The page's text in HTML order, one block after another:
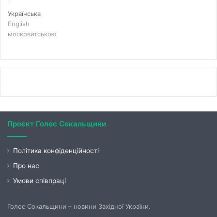
Українська
English
московитською
Проєкт Голос Сокальщини
Політика конфіденційності
Про нас
Умови співпраці
Голос Сокальщини – новини Західної України.